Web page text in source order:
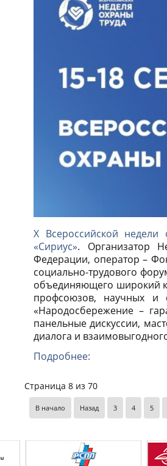
X Всероссийской
«Сириус». Организатор
Федерации, оператор –
социально-трудового
объединяющего широкий
профсоюзов, научных и
«Народосбережение –
панельные дискуссии,
диалога и
Подробнее:
Страница 8 из 70
В начало Назад 3 4 5